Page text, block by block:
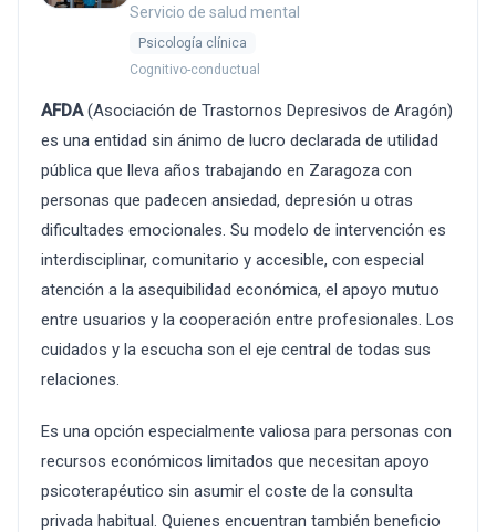
Servicio de salud mental
Psicología clínica
Cognitivo-conductual
AFDA(Asociación de Trastornos Depresivos de Aragón)
es una entidad sin ánimo de lucro declarada de utilidad
pública que lleva años trabajando en Zaragoza con
personas que padecen ansiedad, depresión u otras
dificultades emocionales. Su modelo de intervención es
interdisciplinar, comunitario y accesible, con especial
atención a la asequibilidad económica, el apoyo mutuo
entre usuarios y la cooperación entre profesionales. Los
cuidados y la escucha son el eje central de todas sus
relaciones.
Es una opción especialmente valiosa para personas con
recursos económicos limitados que necesitan apoyo
psicoterapéutico sin asumir el coste de la consulta
privada habitual. Quienes encuentran también beneficio